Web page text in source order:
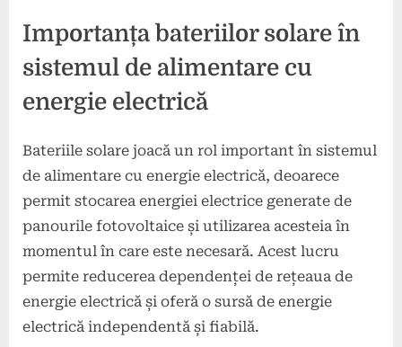
Importanța bateriilor solare în
sistemul de alimentare cu
energie electrică
Bateriile solare joacă un rol important în sistemul
de alimentare cu energie electrică, deoarece
permit stocarea energiei electrice generate de
panourile fotovoltaice și utilizarea acesteia în
momentul în care este necesară. Acest lucru
permite reducerea dependenței de rețeaua de
energie electrică și oferă o sursă de energie
electrică independentă și fiabilă.